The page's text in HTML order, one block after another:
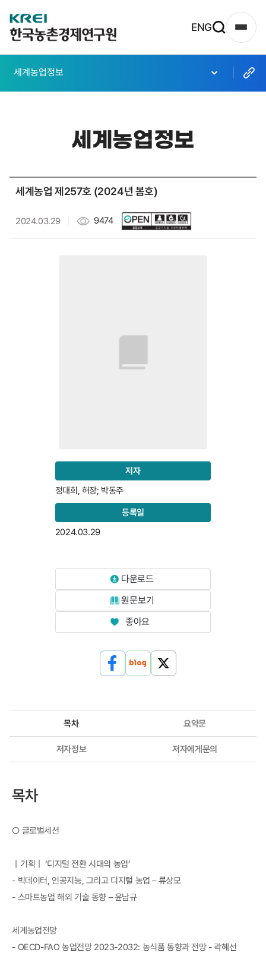
한
국
촌
원
고
ENG
트
맵
세계농업정보
세계농업정보
세계농업 제257호 (2024년 봄호)
2024.03.29 9474
저자
정대희, 허장; 박동주
등록일
2024.03.29
다운로드
원문보기
좋아요
목차 요약문
저자정보 저자에게문의
목차
○ 글로벌세션
｜기획｜ ‘디지털 전환 시대의 농업’
- 빅데이터, 인공지능, 그리고 디지털 농업 – 류상모
- 스마트농업 해외 기술 동향 – 윤남규
세계농업전망
- OECD-FAO 농업전망 2023-2032: 농식품 동향과 전망 - 곽혜선